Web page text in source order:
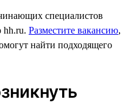
специалистов
Разместите вакансию,
найти подходящего